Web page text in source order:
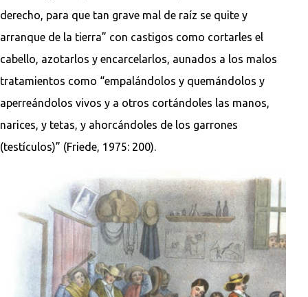
derecho, para que tan grave mal de raíz se quite y
arranque de la tierra” con castigos como cortarles el
cabello, azotarlos y encarcelarlos, aunados a los malos
tratamientos como “empalándolos y quemándolos y
aperreándolos vivos y a otros cortándoles las manos,
narices, y tetas, y ahorcándoles de los garrones
(testículos)” (Friede, 1975: 200).